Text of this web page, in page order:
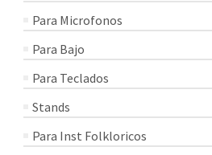
Para Microfonos
Para Bajo
Para Teclados
Stands
Para Inst Folkloricos